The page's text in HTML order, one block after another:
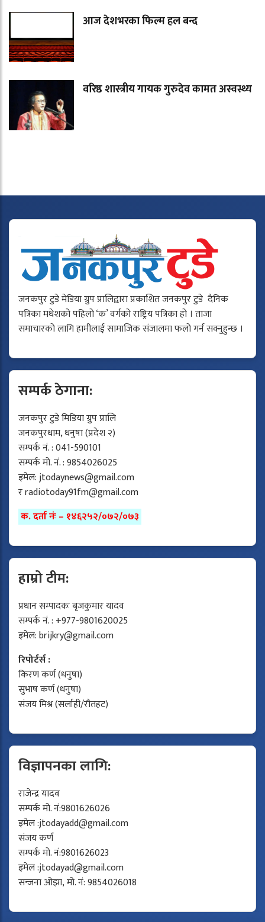
आज देशभरका फिल्म हल बन्द
वरिष्ठ शास्त्रीय गायक गुरुदेव कामत अस्वस्थ्य
जनकपुर टुडे मेडिया ग्रुप प्रालिद्वारा प्रकाशित जनकपुर टुडे दैनिक
पत्रिका मधेशको पहिलो ‘क’ वर्गको राष्ट्रिय पत्रिका हो । ताजा
समाचारको लागि हामीलाई सामाजिक संजालमा फलो गर्न सक्नुहुन्छ ।
सम्पर्क ठेगाना:
जनकपुर टुडे मिडिया ग्रुप प्रालि
जनकपुरधाम, धनुषा (प्रदेश २)
सम्पर्क नं. : 041-590101
सम्पर्क मो. नं. : 9854026025
इमेल:jtodaynews@gmail.com
रradiotoday91fm@gmail.com
क. दर्ता नंः – १४६२५२/०७२/०७३
हाम्रो टीम:
प्रधान सम्पादकः बृजकुमार यादव
सम्पर्क नं. : +977-9801620025
इमेल:brijkry@gmail.com
रिपोर्टर्स :
किरण कर्ण (धनुषा)
सुभाष कर्ण (धनुषा)
संजय मिश्र (सर्लाही/रौतहट)
विज्ञापनका लागि:
राजेन्द्र यादव
सम्पर्क मो. नं:9801626026
इमेल :jtodayadd@gmail.com
संजय कर्ण
सम्पर्क मो. नं:9801626023
इमेल :jtodayad@gmail.com
सन्जना ओझा, मो. नं: 9854026018